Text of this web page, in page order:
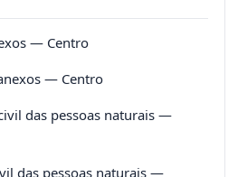
— Centro
— Centro
das pessoas naturais —
das pessoas naturais —